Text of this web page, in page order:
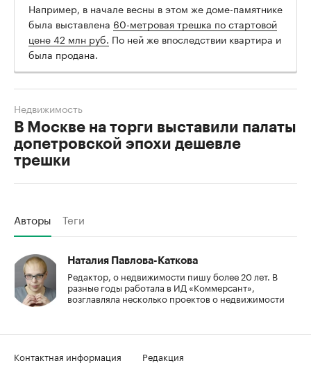
Например, в начале весны в этом же доме-памятнике
была выставлена 60-метровая трешка по стартовой
цене 42 млн руб. По ней же впоследствии квартира и
была продана.
В Москве на торги выставили палаты
допетровской эпохи дешевле
трешки
Недвижимость
Авторы Теги
Наталия Павлова-Каткова
Редактор, о недвижимости пишу более 20 лет. В
разные годы работала в ИД «Коммерсант»,
возглавляла несколько проектов о недвижимости
Контактная информация
Редакция